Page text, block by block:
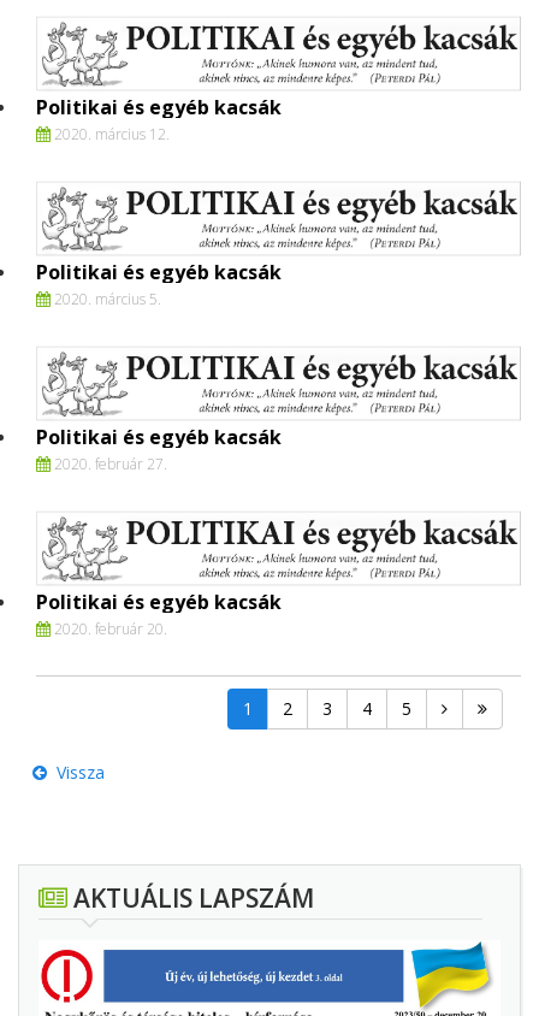
Politikai és egyéb kacsák
2020. március 12.
Politikai és egyéb kacsák
2020. március 5.
Politikai és egyéb kacsák
2020. február 27.
Politikai és egyéb kacsák
2020. február 20.
1 2 3 4 5
Vissza
AKTUÁLIS LAPSZÁM